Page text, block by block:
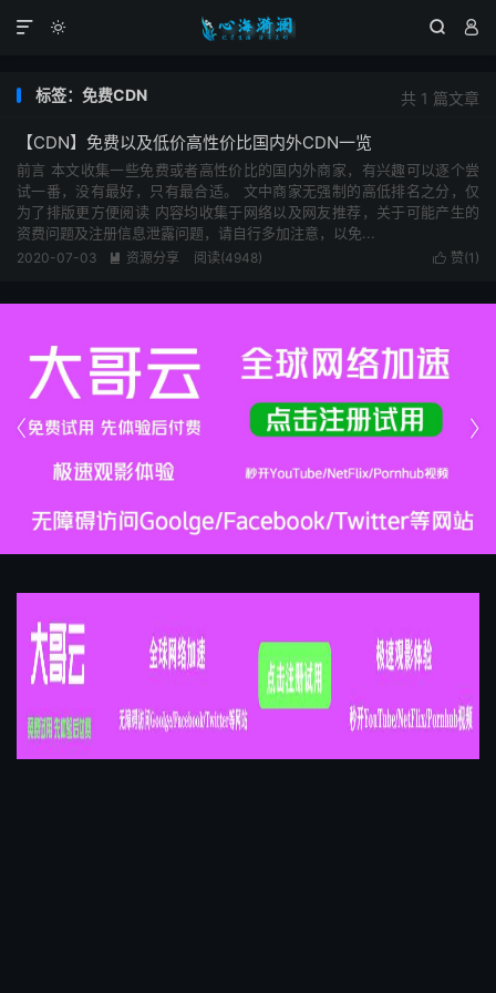
  

共 1 篇文章
标签：免费CDN
【CDN】免费以及低价高性价比国内外CDN一览
前言 本文收集一些免费或者高性价比的国内外商家，有兴趣可以逐个尝
试一番，没有最好，只有最合适。 文中商家无强制的高低排名之分，仅
为了排版更方便阅读 内容均收集于网络以及网友推荐，关于可能产生的
资费问题及注册信息泄露问题，请自行多加注意，以免...
 赞(1 )
2020-07-03  资源分享 阅读(4948)

